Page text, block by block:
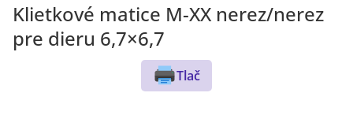
Klietkové matice M-XX nerez/nerez
pre dieru 6,7×6,7
Tlač